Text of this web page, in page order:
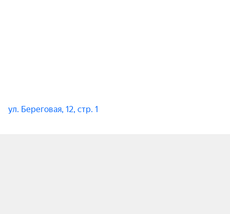
ул. Береговая, 12, стр. 1